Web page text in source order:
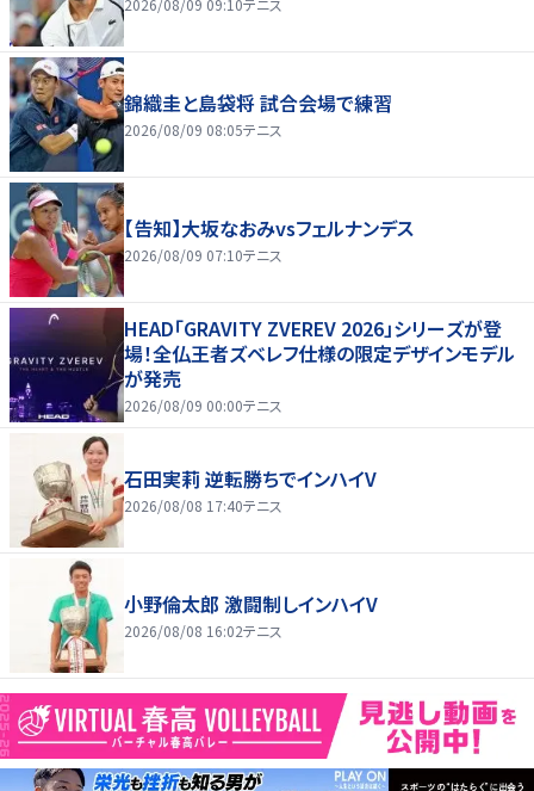
2026/08/09 09:10テニス
錦織圭と島袋将 試合会場で練習
2026/08/09 08:05テニス
【告知】大坂なおみvsフェルナンデス
2026/08/09 07:10テニス
HEAD「GRAVITY ZVEREV 2026」シリーズが登
場！全仏王者ズベレフ仕様の限定デザインモデル
が発売
2026/08/09 00:00テニス
石田実莉 逆転勝ちでインハイV
2026/08/08 17:40テニス
小野倫太郎 激闘制しインハイV
2026/08/08 16:02テニス